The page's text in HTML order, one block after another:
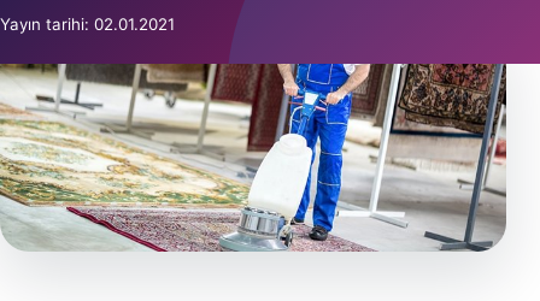
GALERI
İLETIŞIM
Yayın tarihi: 02.01.2021